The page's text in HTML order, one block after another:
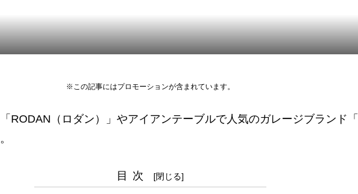
※この記事にはプロモーションが含まれています。
RODAN（ロダン）」やアイアンテーブルで人気のガレージブランド「
目次